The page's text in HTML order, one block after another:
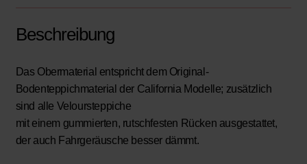
Beschreibung
Das Obermaterial entspricht dem Original-
Bodenteppichmaterial der California Modelle; zusätzlich
sind alle Veloursteppiche
mit einem gummierten, rutschfesten Rücken ausgestattet,
der auch Fahrgeräusche besser dämmt.